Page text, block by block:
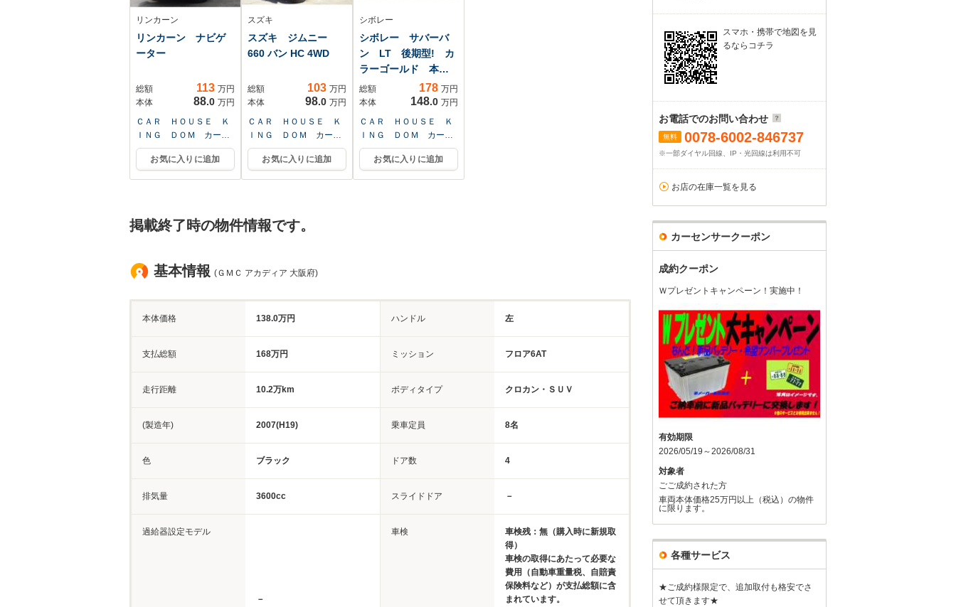
リンカーン
リンカーン ナビゲ
ーター
総額 113 万円
本体
88.0 万円
ＣＡＲ ＨＯＵＳＥ Ｋ
ＩＮＧ ＤＯＭ カーハ
ウスキングドム 本店
お気に入りに追加
スズキ
スズキ ジムニー
660 バン HC 4WD
総額 103 万円
本体
98.0 万円
ＣＡＲ ＨＯＵＳＥ Ｋ
ＩＮＧ ＤＯＭ カーハ
ウスキングドム 本店
お気に入りに追加
シボレー
シボレー サバーバ
ン LT 後期型! カ
ラーゴールド 本革
シ...
総額 178 万円
本体
148.0 万円
ＣＡＲ ＨＯＵＳＥ Ｋ
ＩＮＧ ＤＯＭ カーハ
ウスキングドム 本店
お気に入りに追加
掲載終了時の物件情報です。
基本情報 (ＧＭＣ アカディア 大阪府)
本体価格 138.0万円 ハンドル 左
支払総額 168万円 ミッション フロア6AT
走行距離 10.2万km ボディタイプ クロカン・ＳＵＶ
(製造年) 2007(H19) 乗車定員 8名
色 ブラック ドア数 4
排気量 3600cc スライドドア －
過給器設定モデル
－
車検
車検残：無（購入時に新規取
得）
車検の取得にあたって必要な
費用（自動車重量税、自賠責
保険料など）が支払総額に含
まれています。
スマホ・携帯で地図を見
るならコチラ
お電話でのお問い合わせ
無料 0078-6002-846737
※一部ダイヤル回線、IP・光回線は利用不可
お店の在庫一覧を見る
カーセンサークーポン
成約クーポン
Ｗプレゼントキャンペーン！実施中！
有効期限
2026/05/19～2026/08/31
対象者
ごご成約された方
車両本体価格25万円以上（税込）の物件
に限ります。
各種サービス
★ご成約様限定で、追加取付も格安でさ
せて頂きます★